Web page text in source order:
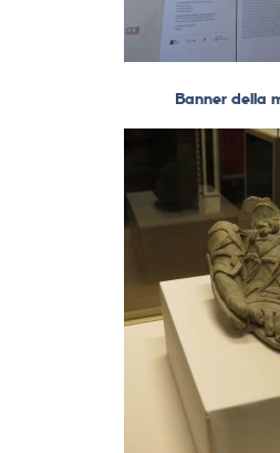
Banner della